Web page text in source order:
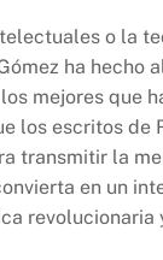
o la
ha hecho
mejores que
los escritos de
transmitir la
en un
revolucionaria